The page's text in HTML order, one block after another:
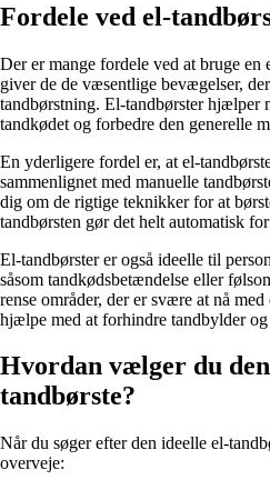
Fordele ved el-
Der er mange fordele ved at bruge en
giver de de væsentlige bevægelser,
tandbørstning. El-tandbørster hjælper
tandkødet og forbedre den generelle
En yderligere fordel er, at el-
sammenlignet med manuelle
dig om de rigtige teknikker for at
tandbørsten gør det helt automatisk
El-tandbørster er også ideelle til
såsom tandkødsbetændelse eller
rense områder, der er svære at nå
hjælpe med at forhindre tandbylder og
Hvordan vælger du
tandbørste?
Når du søger efter den ideelle el-
overveje: